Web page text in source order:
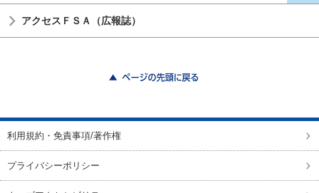
アクセスＦＳＡ（広報誌）
利用規約・免責事項/著作権
プライバシーポリシー